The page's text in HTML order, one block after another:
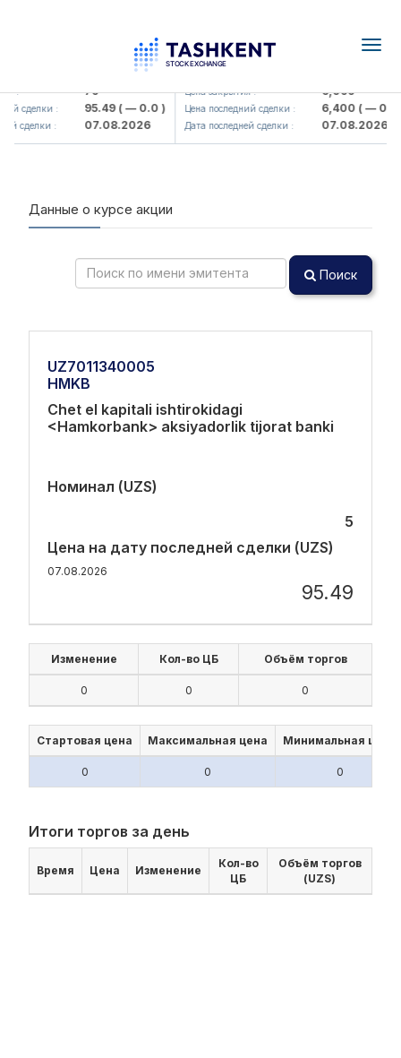
: 79
сделки : 95.49( — 0.0 )
сделки : 07.08.2026
UZMK (<O'zmetkombinat> AJ)
Цена закрытия : 6,099
Цена последний сделки : 6,400( — 0.0 )
Дата последней сделки : 07.08.2026
Данные о курсе акции
Поиск
UZ7011340005
HMKB
Chet el kapitali ishtirokidagi
<Hamkorbank> aksiyadorlik tijorat banki
Номинал (UZS)
5
Цена на дату последней сделки (UZS)
07.08.2026
95.49
Изменение Кол-во ЦБ Объём торгов
0 0 0
Стартовая цена Максимальная цена Минимальная цена
0 0 0
Итоги торгов за день
Время Цена Изменение
Кол-во
ЦБ
Объём торгов
(UZS)